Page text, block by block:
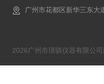
广州市花都区新华三东大
2026广州市璟骐仪器有限公